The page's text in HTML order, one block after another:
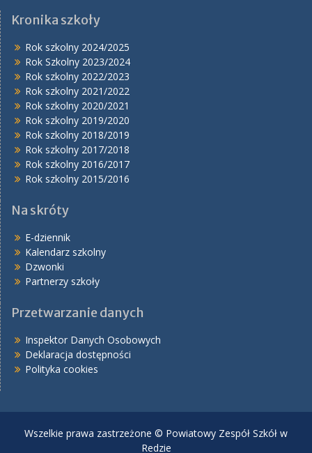
Kronika szkoły
Rok szkolny 2024/2025
Rok Szkolny 2023/2024
Rok szkolny 2022/2023
Rok szkolny 2021/2022
Rok szkolny 2020/2021
Rok szkolny 2019/2020
Rok szkolny 2018/2019
Rok szkolny 2017/2018
Rok szkolny 2016/2017
Rok szkolny 2015/2016
Na skróty
E-dziennik
Kalendarz szkolny
Dzwonki
Partnerzy szkoły
Przetwarzanie danych
Inspektor Danych Osobowych
Deklaracja dostępności
Polityka cookies
Wszelkie prawa zastrzeżone © Powiatowy Zespół Szkół w
Redzie